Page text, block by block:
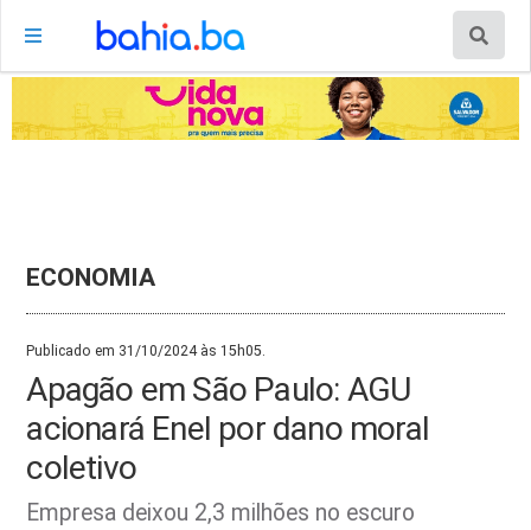
ECONOMIA
Publicado em 31/10/2024 às 15h05.
Apagão em São Paulo: AGU
acionará Enel por dano moral
coletivo
Empresa deixou 2,3 milhões no escuro